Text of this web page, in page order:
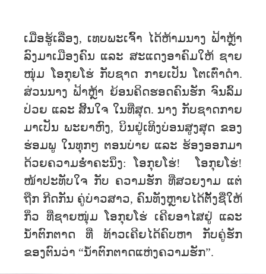
ເມື່ອຮູ້ເລື່ອງ, ເທບພະເຈົ້າ ໄດ້ຫ້າມນາງ ຟ້າຫຼ້າ
ລົງມາເມືອງຄົນ ແລະ ສະແດງອາຄົມໃຫ້ ຊາຍ
ໜຸ່ມ ໂອກຸຍໂຮ່ ກັບຊາດ ກາຍເປັນ ໂຕເຕົ່າດຳ.
ສ່ວນນາງ ຟ້າຫຼ້າ ຍ້ອນຄິດຮອດຄົນຮັກ ຈົນລົ້ມ
ປ່ວຍ ແລະ ສິ້ນໃຈ ໃນທ່ີສຸດ. ນາງ ກັບຊາດກາຍ
ມາເປັນ ພະຍາຫົງ, ບິນຢູ່ເທິງບ່ອນສູງສຸດ ຂອງ
ຮ່ອມພູ ໃນທຸກໆ ຕອນບ່າຍ ແລະ ຮ້ອງອອກມາ
ດ້ວຍຄວາມຮໍ່າຄະນຶງ: ໂອກຸຍໂຮ່! ໂອກຸຍໂຮ່!
ໜ້າປະທັບໃຈ ກັບ ຄວາມຮັກ ທີ່ສວຍງາມ ແຕ່
ຖືກ ກີດກັນ ຄູ່ບ່າວສາວ, ຄົນທັງຫຼາຍໄດ້ຕັ້ງຊື່ໃຫ້
ກິ່ວ ທີ່ຊາຍໜຸ່ມ ໂອກຸຍໂຮ່ ເຄີຍອາໄສຢູ່ ແລະ
ນ້ຳຕົກຕາດ ທີ່ ທ້າວເຄີຍໄດ້ຄົບຫາ ກັບຄູ່ຮັກ
ຂອງຕົນວ່າ “ນໍ້າຕົກຕາດແຫ່ງຄວາມຮັກ”.